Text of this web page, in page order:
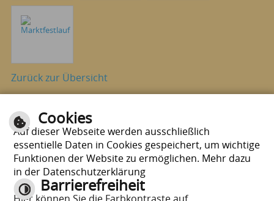
Zurück zur Übersicht
Seite drucken
E-Mail schreiben| Sitemap|Impressum |Datenschutzerklärung
Cookies
Auf dieser Webseite werden ausschließlich
essentielle Daten in Cookies gespeichert, um wichtige
Funktionen der Website zu ermöglichen. Mehr dazu
in der Datenschutzerklärung
Barrierefreiheit